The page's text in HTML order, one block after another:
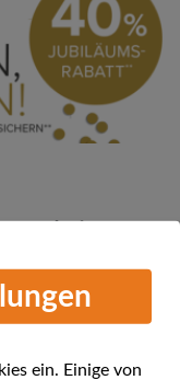
ein. Einige von